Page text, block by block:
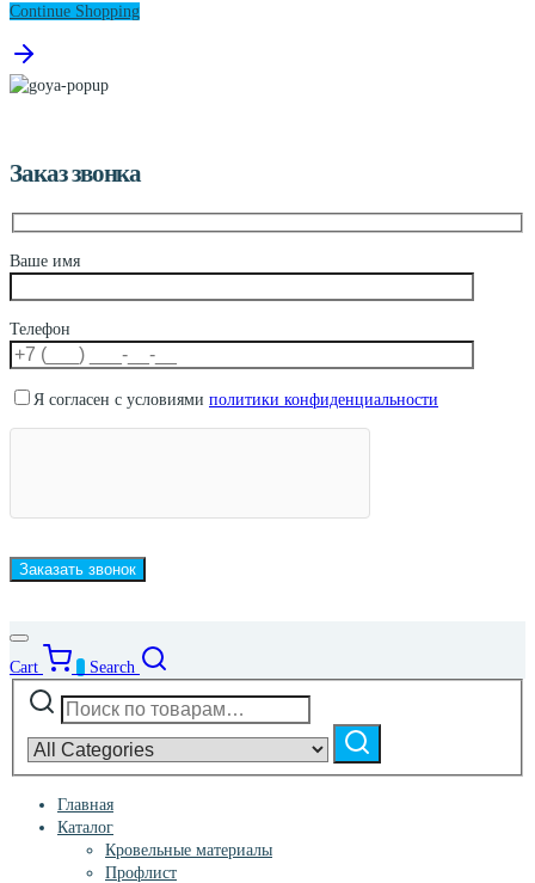
Continue Shopping
Заказ звонка
Ваше имя
Телефон
Я согласен с условиями политики конфиденциальности
Cart
Search
Искать:
category:
Поиск
Главная
Каталог
Кровельные материалы
Профлист